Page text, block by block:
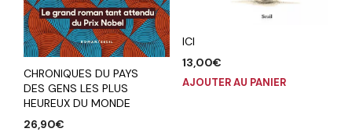
CHRONIQUES DU PAYS
DES GENS LES PLUS
HEUREUX DU MONDE
26,90€
ICI
13,00€
AJOUTER AU PANIER